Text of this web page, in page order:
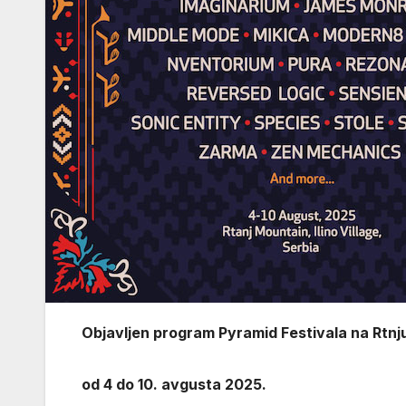
Objavljen program Pyramid Festivala na
od 4 do 10. avgusta 2025.